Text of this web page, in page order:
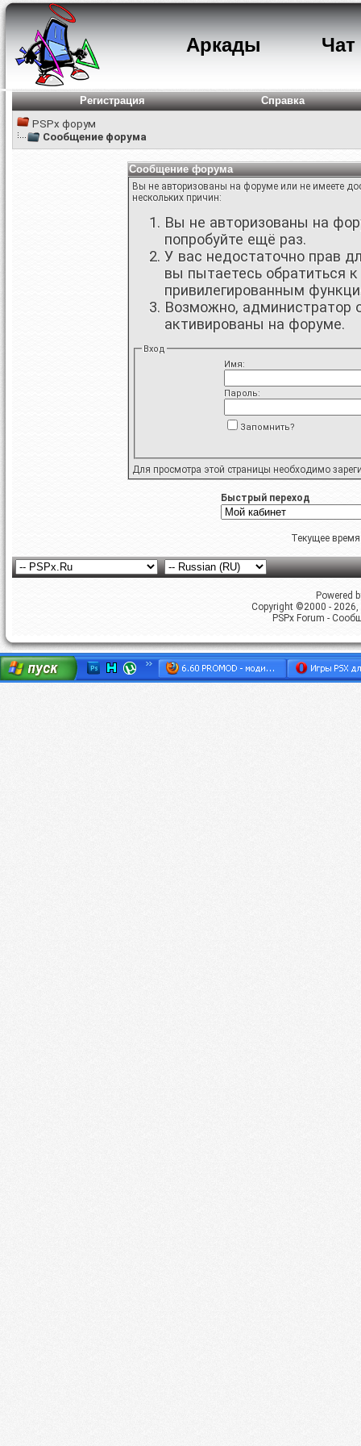
Аркады Чат
Регистрация
Справка
PSPx форум
Сообщение форума
Сообщение форума
Вы не авторизованы на форуме или не имеете
нескольких причин:
Вы не авторизованы на
попробуйте ещё раз.
У вас недостаточно прав
вы пытаетесь обратиться
привилегированным
Возможно, администратор
активированы на форуме.
Вход
Имя:
Пароль:
Запомнить?
Для просмотра этой страницы необходимо
Быстрый переход
Текущее
Powered
Copyright ©2000 -
PSPx Forum -